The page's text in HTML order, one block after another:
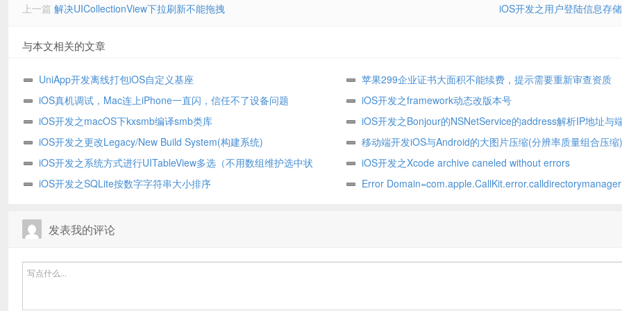
上一篇 解决UICollectionView下拉刷新不能拖拽 iOS开发之用户登陆信息存储
与本文相关的文章
UniApp开发离线打包iOS自定义基座
苹果299企业证书大面积不能续费，提示需要重新审查资质
iOS真机调试，Mac连上iPhone一直闪，信任不了设备问题
iOS开发之framework动态改版本号
iOS开发之macOS下kxsmb编译smb类库
iOS开发之Bonjour的NSNetService的address解析IP地址与
iOS开发之更改Legacy/New Build System(构建系统)
移动端开发iOS与Android的大图片压缩(分辨率质量组合压缩)
iOS开发之系统方式进行UITableView多选（不用数组维护选中状
态）
iOS开发之Xcode archive caneled without errors
iOS开发之SQLite按数字字符串大小排序
Error
发表我的评论